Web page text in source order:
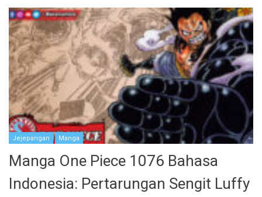
Jejepangan Manga
Manga One Piece 1076 Bahasa
Indonesia: Pertarungan Sengit Luffy